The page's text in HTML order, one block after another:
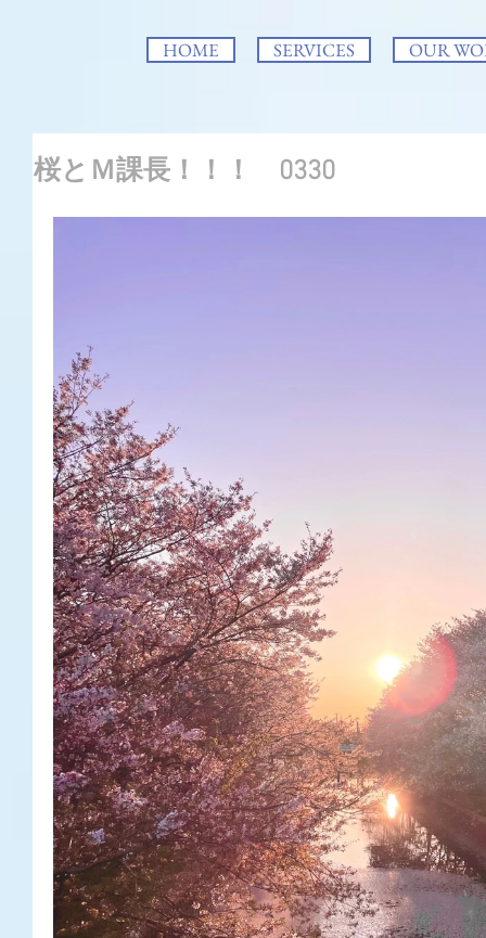
HOME SERVICES OUR
桜とＭ課長！！！ 0330